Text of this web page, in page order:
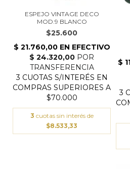
ESPEJO VINTAGE DECO
MOD.9 BLANCO
$25.600
3 cuotas sin interés de
$8.533,33